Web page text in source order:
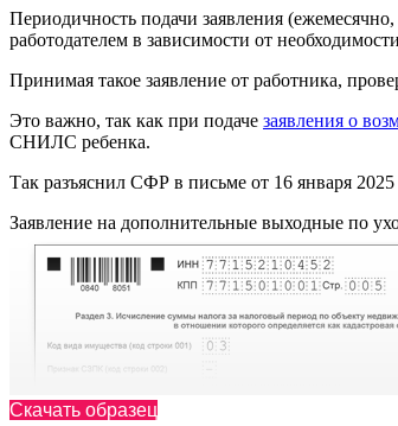
Периодичность подачи заявления
работодателем в зависимости от
Принимая такое заявление от работника,
Это важно, так как при подаче заявления о
СНИЛС ребенка.
Так разъяснил СФР в письме от 16 января
Заявление на дополнительные выходные по
Скачать образец